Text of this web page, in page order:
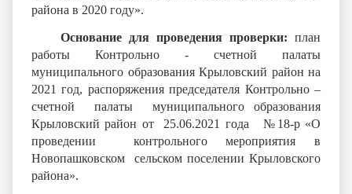
района в 2020 году».
Основание для проведения проверки: план
работы Контрольно - счетной палаты
муниципального образования Крыловский район на
2021 год, распоряжения председателя Контрольно –
счетной палаты муниципального образования
Крыловский район от 25.06.2021 года №18-р «О
проведении контрольного мероприятия в
Новопашковском сельском поселении Крыловского
района».